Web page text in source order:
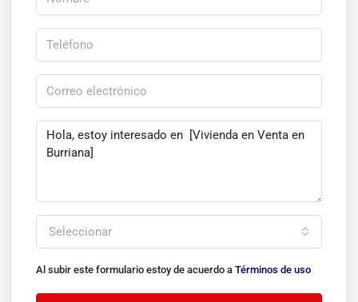
Seleccionar
Al subir este formulario estoy de acuerdo a Términos de uso